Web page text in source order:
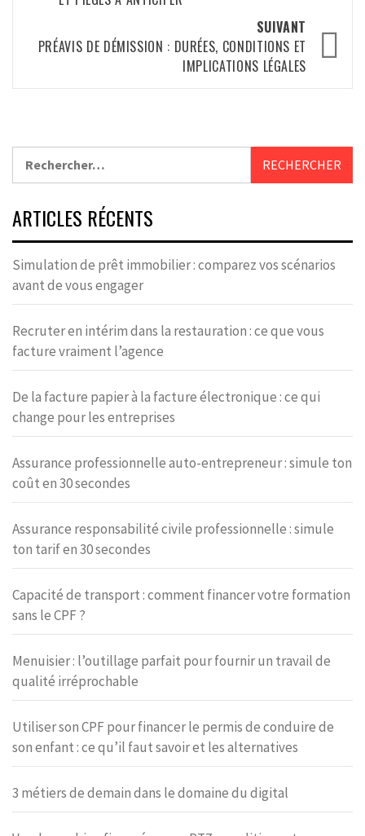
SUIVANT
PRÉAVIS DE DÉMISSION : DURÉES, CONDITIONS ET
IMPLICATIONS LÉGALES
ARTICLES RÉCENTS
Simulation de prêt immobilier : comparez vos scénarios
avant de vous engager
Recruter en intérim dans la restauration : ce que vous
facture vraiment l’agence
De la facture papier à la facture électronique : ce qui
change pour les entreprises
Assurance professionnelle auto-entrepreneur : simule ton
coût en 30 secondes
Assurance responsabilité civile professionnelle : simule
ton tarif en 30 secondes
Capacité de transport : comment financer votre formation
sans le CPF ?
Menuisier : l’outillage parfait pour fournir un travail de
qualité irréprochable
Utiliser son CPF pour financer le permis de conduire de
son enfant : ce qu’il faut savoir et les alternatives
3 métiers de demain dans le domaine du digital